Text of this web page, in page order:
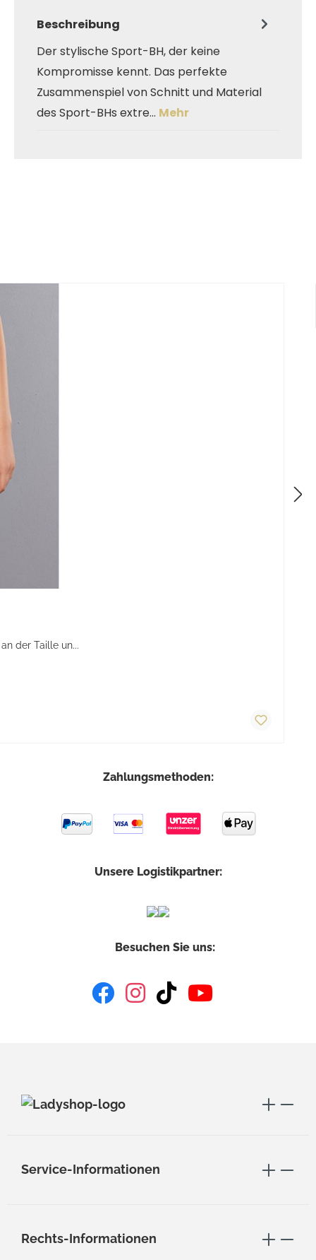
Beschreibung
Der stylische Sport-BH, der keine
Kompromisse kennt. Das perfekte
Zusammenspiel von Schnitt und Material
des Sport-BHs extre… Mehr
der Taille un...
Zahlungsmethoden:
Unsere Logistikpartner:
Besuchen Sie uns:
Service-Informationen
Rechts-Informationen